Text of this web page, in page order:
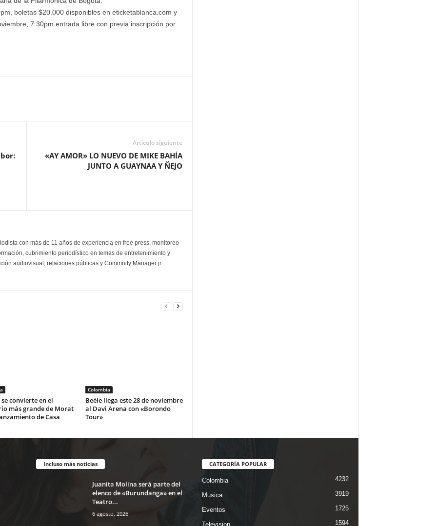
boletas $20.000 disponibles en eticketablanca.com y
7:30pm entrada libre con previa inscripción por
Artículo siguiente
«AY AMOR» LO NUEVO DE MIKE BAHÍA
JUNTO A GUAYNAA Y ÑEJO
con más de 11 años de experiencia en free press, monitoreo
cubrimiento periodístico en temas de entretenimiento y
audiovisual, relaciones públicas y Commnity Manager jr.
convierte en el
más grande de Morat
de Casa
Colombia
Beéle llega este 28 de noviembre
al Davi Arena con «Borondo
Tour»
Incluso más noticias
Juanita Molina será parte del
elenco de «Burundanga» en el
Teatro...
6 agosto, 2026
CATEGORÍA POPULAR
Colombia 4232
Musica 3919
Eventos 1725
Television 1594